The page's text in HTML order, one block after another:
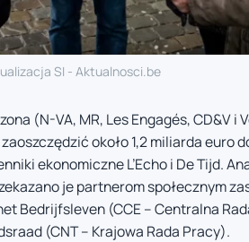
SI - Aktualnosci.be
(N-VA, MR, Les Engagés, CD&V
około 1,2 miliarda euro
ekonomiczne L’Echo i De Tijd.
je partnerom społecznym
Bedrijfsleven (CCE – Centralna
(CNT – Krajowa Rada Pracy).